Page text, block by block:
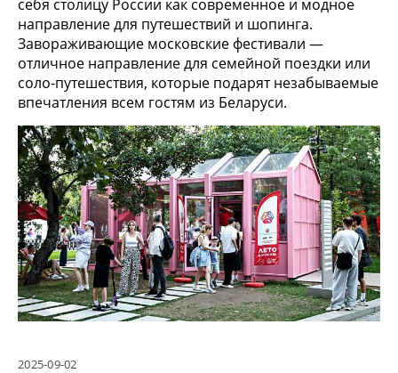
себя столицу России как современное и модное
направление для путешествий и шопинга.
Завораживающие московские фестивали —
отличное направление для семейной поездки или
соло-путешествия, которые подарят незабываемые
впечатления всем гостям из Беларуси.
2025-09-02